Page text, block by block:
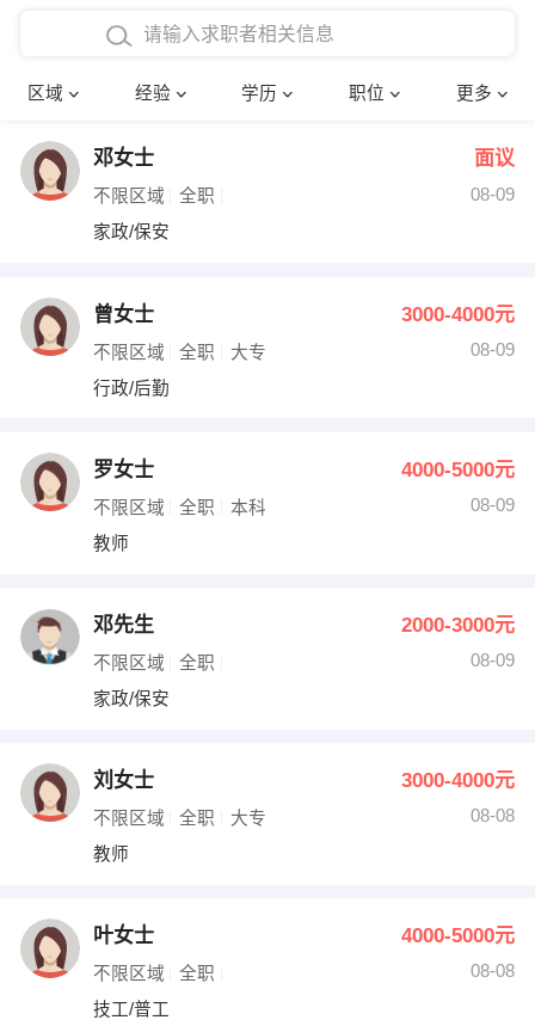
区域 经验 学历 职位 更多
在校学生工作经验
四年以上工作经验
五年以上工作经验
博士
文员
财务会计
网络IT
收银员
水电/机修
编辑 法律
其他职位
确定
邓女士 面议
不限区域 全职
08-09
家政/保安
曾女士 3000-4000元
不限区域 全职 大专
08-09
行政/后勤
罗女士 4000-5000元
不限区域 全职 本科
08-09
教师
邓先生 2000-3000元
不限区域 全职
08-09
家政/保安
刘女士 3000-4000元
不限区域 全职 大专
08-08
教师
叶女士 4000-5000元
不限区域 全职
08-08
技工/普工